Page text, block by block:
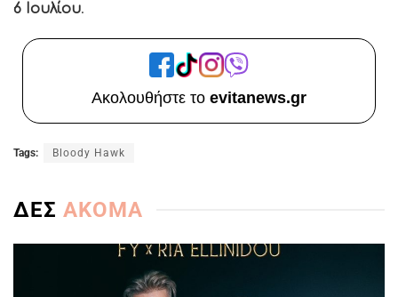
6 Ιουλίου.
Ακολουθήστε το evitanews.gr
Tags: Bloody Hawk
ΔΕΣ ΑΚΟΜΑ